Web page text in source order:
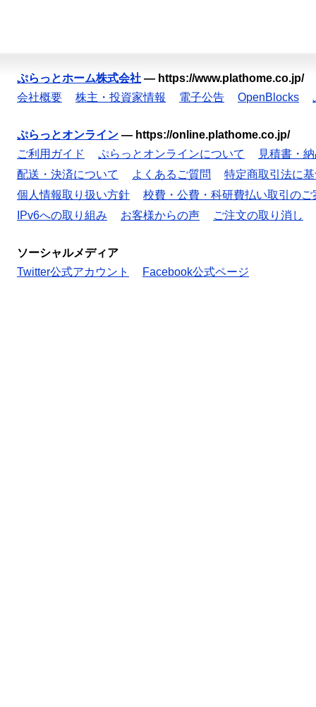
ぷらっとホーム株式会社 — https://www.plathome.co.jp/
会社概要
株主・投資家情報 電子公告 OpenBlocks
ぷらっとオンライン — https://online.plathome.co.jp/
ご利用ガイド
ぷらっとオンラインについて
見積書・
配送・決済について
よくあるご質問
特定商取引法に
個人情報取り扱い方針
校費・公費・科研費払い取引のご
IPv6への取り組み
お客様からの声 ご注文の取り消し
ソーシャルメディア
Twitter公式アカウント
Facebook公式ページ